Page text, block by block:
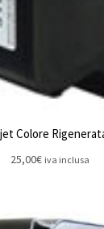
Colore
25,00€ iva inclusa